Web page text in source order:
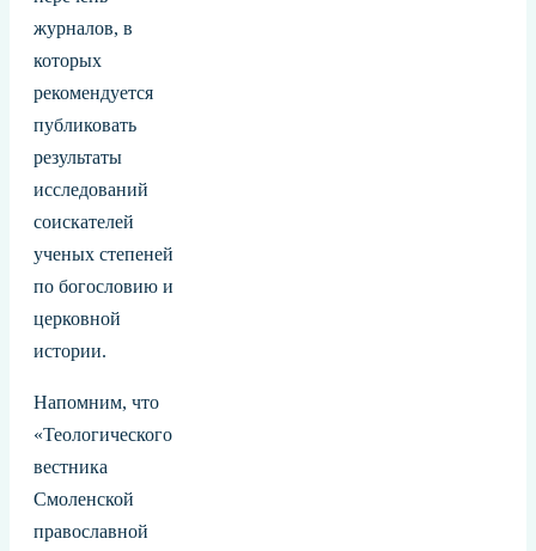
журналов, в
которых
рекомендуется
публиковать
результаты
исследований
соискателей
ученых степеней
по богословию и
церковной
истории.
Напомним, что
«Теологического
вестника
Смоленской
православной